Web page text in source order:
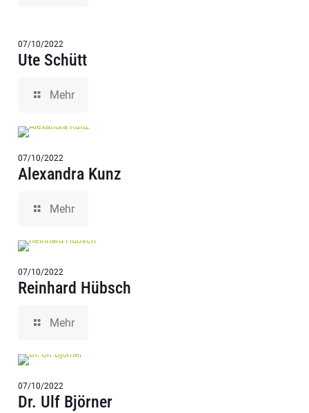
07/10/2022
Ute Schütt
Mehr
07/10/2022
Alexandra Kunz
Mehr
07/10/2022
Reinhard Hübsch
Mehr
07/10/2022
Dr. Ulf Björner